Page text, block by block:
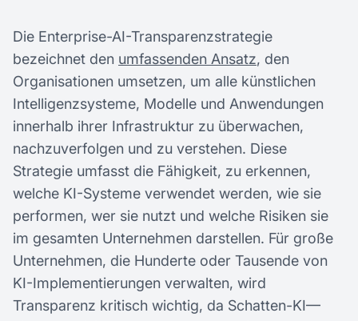
Die Enterprise-AI-Transparenzstrategie
bezeichnet den umfassenden Ansatz, den
Organisationen umsetzen, um alle künstlichen
Intelligenzsysteme, Modelle und Anwendungen
innerhalb ihrer Infrastruktur zu überwachen,
nachzuverfolgen und zu verstehen. Diese
Strategie umfasst die Fähigkeit, zu erkennen,
welche KI-Systeme verwendet werden, wie sie
performen, wer sie nutzt und welche Risiken sie
im gesamten Unternehmen darstellen. Für große
Unternehmen, die Hunderte oder Tausende von
KI-Implementierungen verwalten, wird
Transparenz kritisch wichtig, da Schatten-KI—